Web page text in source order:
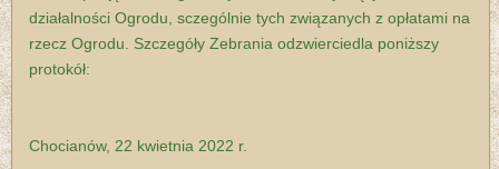
działalności Ogrodu, sczególnie tych związanych z opłatami na
rzecz Ogrodu. Szczegóły Zebrania odzwierciedla poniższy
protokół:
Chocianów, 22 kwietnia 2022 r.